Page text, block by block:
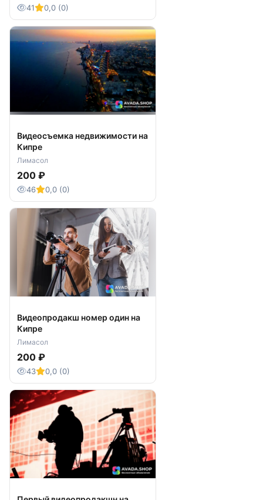
41 0,0 (0)
Видеосъемка недвижимости на
Кипре
Лимасол
200 ₽
46 0,0 (0)
Видеопродакш номер один на
Кипре
Лимасол
200 ₽
43 0,0 (0)